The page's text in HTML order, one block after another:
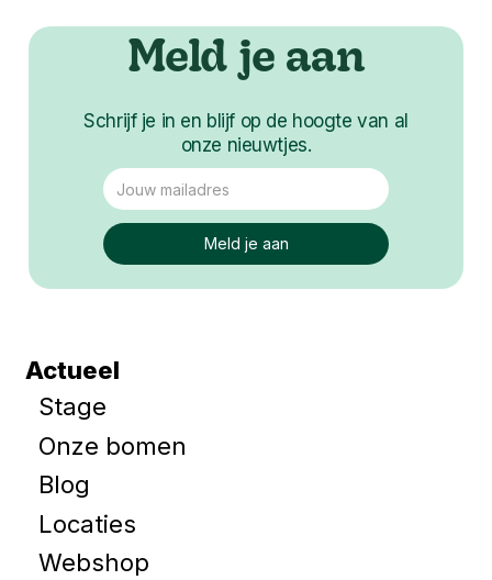
Meld je aan
Schrijf je in en blijf op de hoogte van al
onze nieuwtjes.
Actueel
Stage
Onze bomen
Blog
Locaties
Webshop